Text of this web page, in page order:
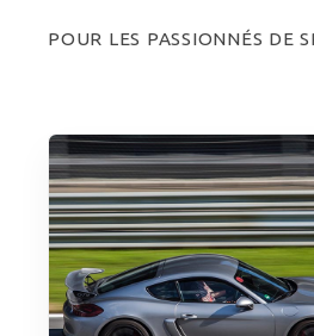
POUR LES PASSIONNÉS DE